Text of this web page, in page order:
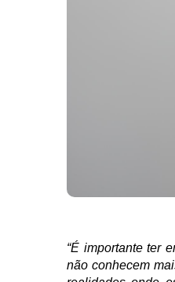
“É importante ter
não conhecem